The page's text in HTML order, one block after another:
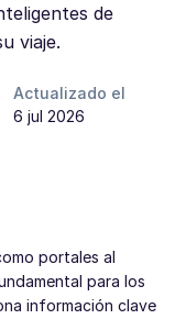
de
viaje.
Actualizado el
6 jul 2026
portales al
para los
información clave